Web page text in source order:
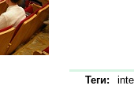
Теги: